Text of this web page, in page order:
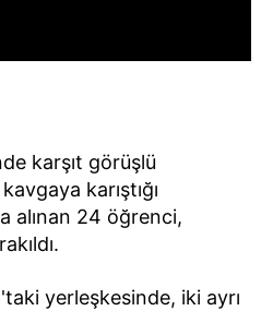
karşıt görüşlü
karıştığı
alınan 24 öğrenci,
yerleşkesinde, iki ayrı